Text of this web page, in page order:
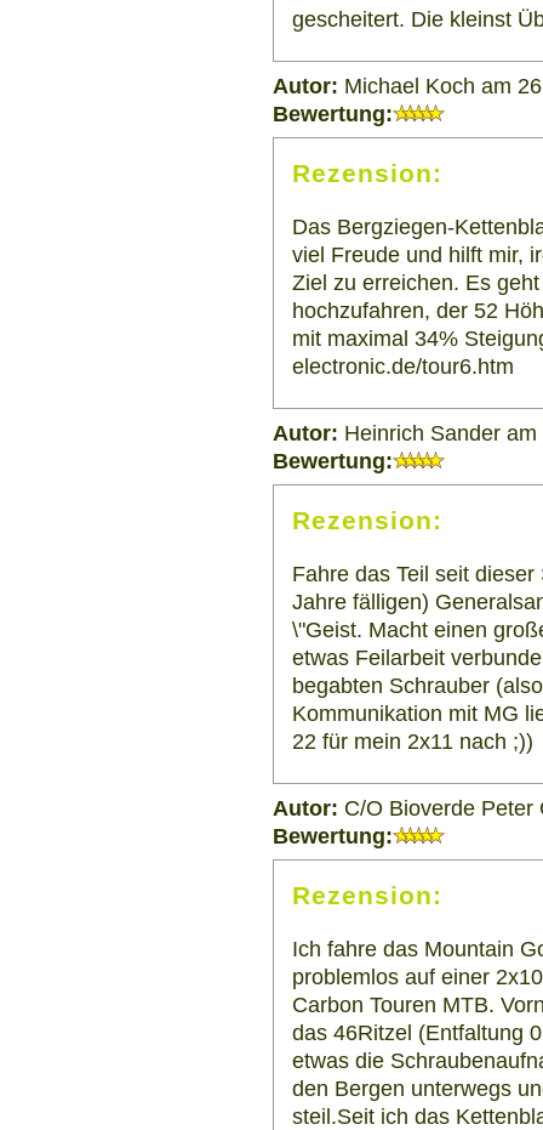
gescheitert. Die kleinst
Autor: Michael Koch am
Bewertung:
Rezension:
Das Bergziegen-
viel Freude und hilft mir,
Ziel zu erreichen. Es
hochzufahren, der 52
mit maximal 34%
electronic.de/tour6.htm
Autor: Heinrich Sander
Bewertung:
Rezension:
Fahre das Teil seit
Jahre fälligen)
\"Geist. Macht einen
etwas Feilarbeit
begabten Schrauber
Kommunikation mit MG
22 für mein 2x11 nach ;))
Autor: C/O Bioverde Peter
Bewertung:
Rezension:
Ich fahre das Mountain
problemlos auf einer
Carbon Touren MTB.
das 46Ritzel (Entfaltung
etwas die
den Bergen unterwegs
steil.Seit ich das